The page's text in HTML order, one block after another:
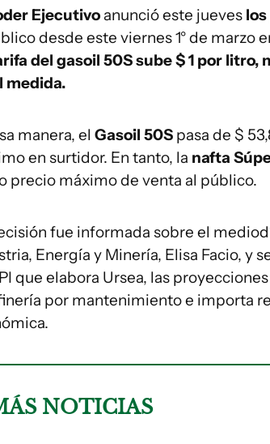
Ejecutivo anunció este jueves
desde este viernes 1° de marzo
del gasoil 50S sube $ 1 por
medida.
manera, el Gasoil 50S pasa de $
en surtidor. En tanto, la nafta
precio máximo de venta al público.
fue informada sobre el
Energía y Minería, Elisa Facio, y
que elabora Ursea, las
por mantenimiento e importa
NOTICIAS